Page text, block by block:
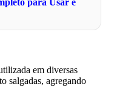
para Usar e
em diversas
salgadas, agregando